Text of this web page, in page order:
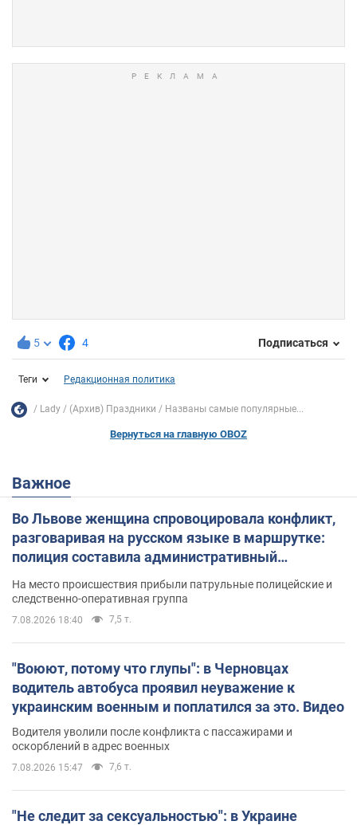
5 4 Подписаться
Теги Редакционная политика
Lady (Архив) Праздники Названы самые популярные...
Вернуться на главную OBOZ
Важное
Во Львове женщина спровоцировала конфликт,
разговаривая на русском языке в маршрутке:
полиция составила административный
На место происшествия прибыли патрульные полицейские и
следственно-оперативная группа
7.08.2026 18:40 7,5 т.
"Воюют, потому что глупы": в Черновцах
водитель автобуса проявил неуважение к
украинским военным и поплатился за это. Видео
Водителя уволили после конфликта с пассажирами и
оскорблений в адрес военных
7.08.2026 15:47 7,6 т.
"Не следит за сексуальностью": в Украине